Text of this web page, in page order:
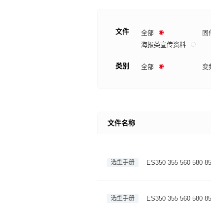
文件 全部 固
海报类宣传资料
类别 全部 变
文件名称
选型手册 ES350 355 560 580
选型手册 ES350 355 560 580